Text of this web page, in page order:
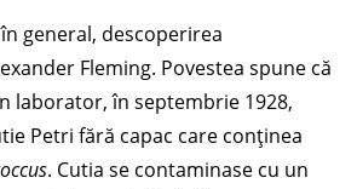
general, descoperirea
Fleming. Povestea spune că
laborator, în septembrie 1928,
Petri fără capac care conținea
. Cutia se contaminase cu un